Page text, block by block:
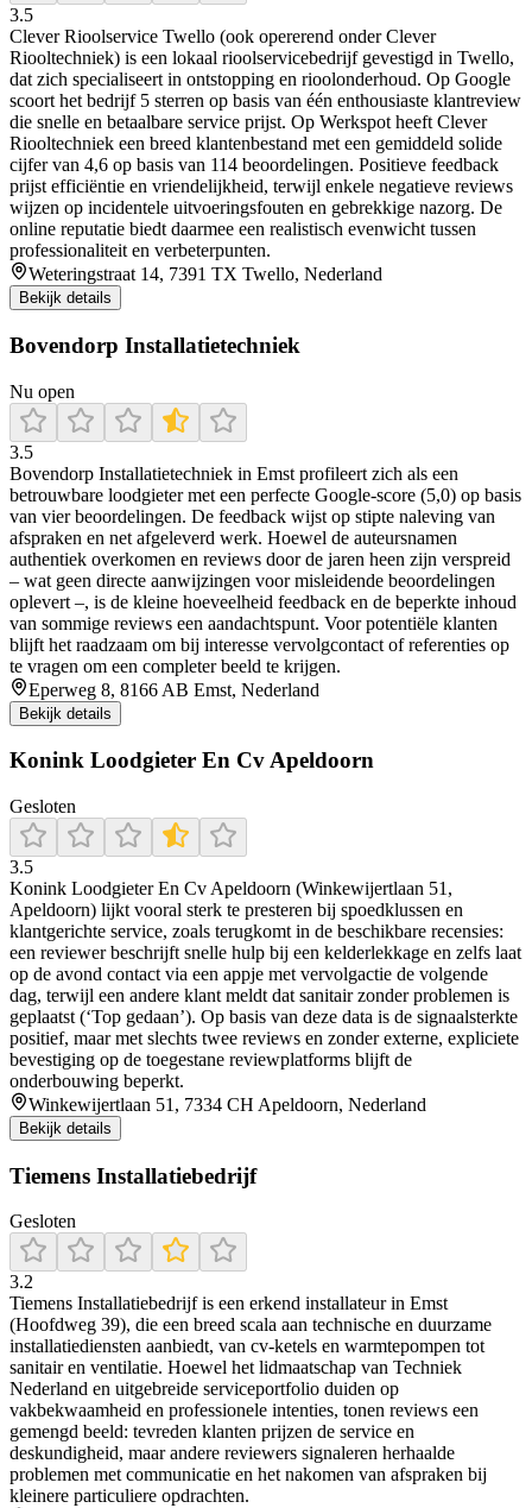
3.5
Clever Rioolservice Twello (ook opererend onder Clever
Riooltechniek) is een lokaal rioolservicebedrijf gevestigd in Twello,
dat zich specialiseert in ontstopping en rioolonderhoud. Op Google
scoort het bedrijf 5 sterren op basis van één enthousiaste klantreview
die snelle en betaalbare service prijst. Op Werkspot heeft Clever
Riooltechniek een breed klantenbestand met een gemiddeld solide
cijfer van 4,6 op basis van 114 beoordelingen. Positieve feedback
prijst efficiëntie en vriendelijkheid, terwijl enkele negatieve reviews
wijzen op incidentele uitvoeringsfouten en gebrekkige nazorg. De
online reputatie biedt daarmee een realistisch evenwicht tussen
professionaliteit en verbeterpunten.
Weteringstraat 14, 7391 TX Twello, Nederland
Bekijk details
Bovendorp Installatietechniek
Nu open
3.5
Bovendorp Installatietechniek in Emst profileert zich als een
betrouwbare loodgieter met een perfecte Google-score (5,0) op basis
van vier beoordelingen. De feedback wijst op stipte naleving van
afspraken en net afgeleverd werk. Hoewel de auteursnamen
authentiek overkomen en reviews door de jaren heen zijn verspreid
– wat geen directe aanwijzingen voor misleidende beoordelingen
oplevert –, is de kleine hoeveelheid feedback en de beperkte inhoud
van sommige reviews een aandachtspunt. Voor potentiële klanten
blijft het raadzaam om bij interesse vervolgcontact of referenties op
te vragen om een completer beeld te krijgen.
Eperweg 8, 8166 AB Emst, Nederland
Bekijk details
Konink Loodgieter En Cv Apeldoorn
Gesloten
3.5
Konink Loodgieter En Cv Apeldoorn (Winkewijertlaan 51,
Apeldoorn) lijkt vooral sterk te presteren bij spoedklussen en
klantgerichte service, zoals terugkomt in de beschikbare recensies:
een reviewer beschrijft snelle hulp bij een kelderlekkage en zelfs laat
op de avond contact via een appje met vervolgactie de volgende
dag, terwijl een andere klant meldt dat sanitair zonder problemen is
geplaatst (‘Top gedaan’). Op basis van deze data is de signaalsterkte
positief, maar met slechts twee reviews en zonder externe, expliciete
bevestiging op de toegestane reviewplatforms blijft de
onderbouwing beperkt.
Winkewijertlaan 51, 7334 CH Apeldoorn, Nederland
Bekijk details
Tiemens Installatiebedrijf
Gesloten
3.2
Tiemens Installatiebedrijf is een erkend installateur in Emst
(Hoofdweg 39), die een breed scala aan technische en duurzame
installatiediensten aanbiedt, van cv‑ketels en warmtepompen tot
sanitair en ventilatie. Hoewel het lidmaatschap van Techniek
Nederland en uitgebreide serviceportfolio duiden op
vakbekwaamheid en professionele intenties, tonen reviews een
gemengd beeld: tevreden klanten prijzen de service en
deskundigheid, maar andere reviewers signaleren herhaalde
problemen met communicatie en het nakomen van afspraken bij
kleinere particuliere opdrachten.